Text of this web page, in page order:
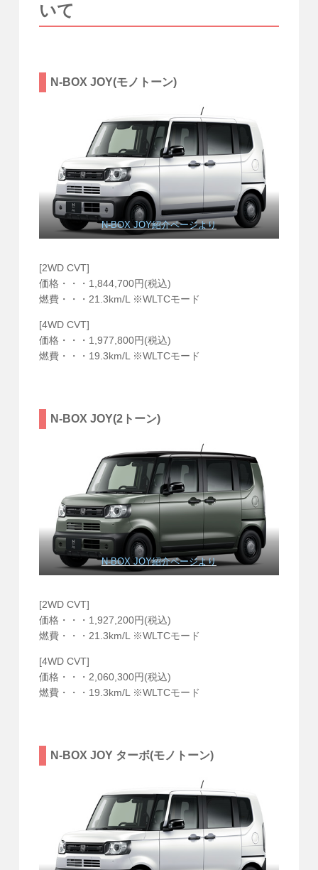
いて
N-BOX JOY(モノトーン)
N-BOX JOY紹介ページより
[2WD CVT]
価格・・・1,844,700円(税込)
燃費・・・21.3km/L ※WLTCモード
[4WD CVT]
価格・・・1,977,800円(税込)
燃費・・・19.3km/L ※WLTCモード
N-BOX JOY(2トーン)
N-BOX JOY紹介ページより
[2WD CVT]
価格・・・1,927,200円(税込)
燃費・・・21.3km/L ※WLTCモード
[4WD CVT]
価格・・・2,060,300円(税込)
燃費・・・19.3km/L ※WLTCモード
N-BOX JOY ターボ(モノトーン)